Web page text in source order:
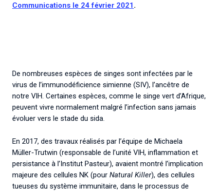
Communications le 24 février 2021 .
De nombreuses espèces de singes sont infectées par le
virus de l’immunodéficience simienne (SIV), l’ancêtre de
notre VIH. Certaines espèces, comme le singe vert d’Afrique,
peuvent vivre normalement malgré l’infection sans jamais
évoluer vers le stade du sida.
En 2017, des travaux réalisés par l’équipe de Michaela
Müller-Trutwin (responsable de l’unité VIH, inflammation et
persistance à l’Institut Pasteur), avaient montré l’implication
majeure des cellules NK (pour Natural Killer), des cellules
tueuses du système immunitaire, dans le processus de